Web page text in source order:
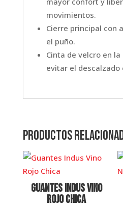
movimientos.
Cierre principal con
el puño.
Cinta de velcro en
evitar el descalzado
Productos
Guantes Indus Vino
Rojo Chica